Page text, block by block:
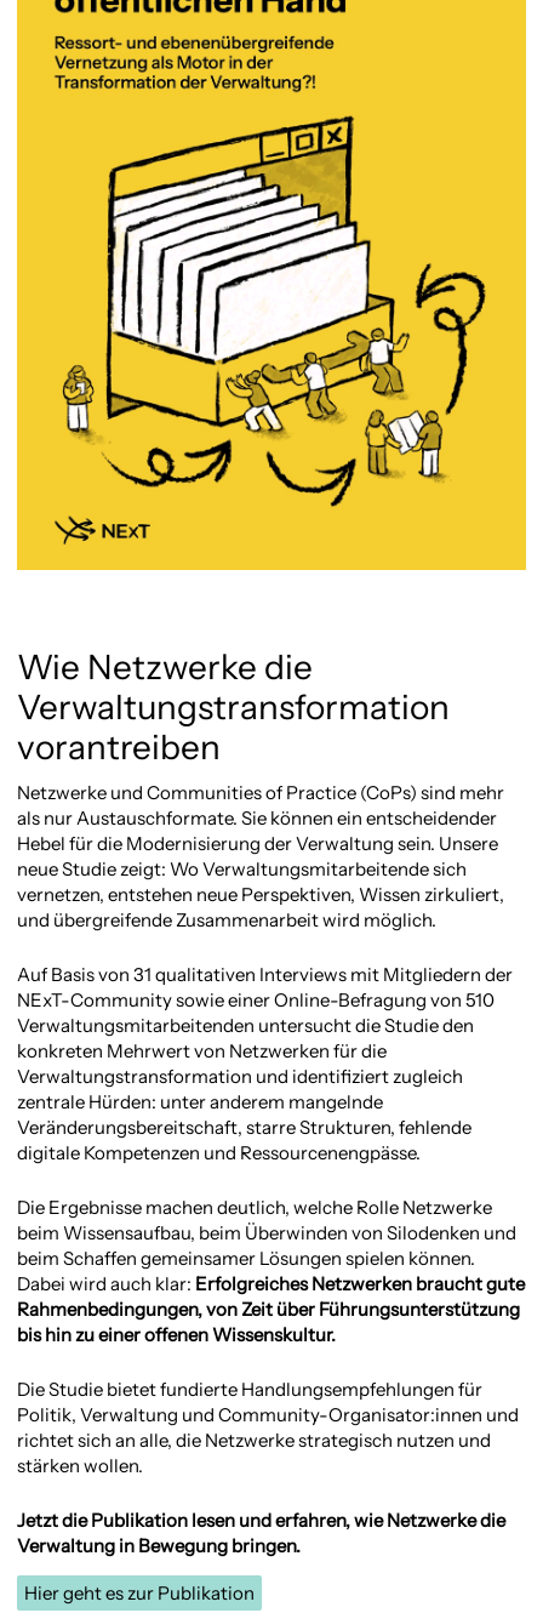
Wie Netzwerke die
Verwaltungstransformation
vorantreiben
Netzwerke und Communities of Practice (CoPs) sind mehr
als nur Austauschformate. Sie können ein entscheidender
Hebel für die Modernisierung der Verwaltung sein. Unsere
neue Studie zeigt: Wo Verwaltungsmitarbeitende sich
vernetzen, entstehen neue Perspektiven, Wissen zirkuliert,
und übergreifende Zusammenarbeit wird möglich.
Auf Basis von 31 qualitativen Interviews mit Mitgliedern der
NExT-Community sowie einer Online-Befragung von 510
Verwaltungsmitarbeitenden untersucht die Studie den
konkreten Mehrwert von Netzwerken für die
Verwaltungstransformation und identifiziert zugleich
zentrale Hürden: unter anderem mangelnde
Veränderungsbereitschaft, starre Strukturen, fehlende
digitale Kompetenzen und Ressourcenengpässe.
Die Ergebnisse machen deutlich, welche Rolle Netzwerke
beim Wissensaufbau, beim Überwinden von Silodenken und
beim Schaffen gemeinsamer Lösungen spielen können.
Dabei wird auch klar: Erfolgreiches Netzwerken braucht gute
Rahmenbedingungen, von Zeit über Führungsunterstützung
bis hin zu einer offenen Wissenskultur.
Die Studie bietet fundierte Handlungsempfehlungen für
Politik, Verwaltung und Community-Organisator:innen und
richtet sich an alle, die Netzwerke strategisch nutzen und
stärken wollen.
Jetzt die Publikation lesen und erfahren, wie Netzwerke die
Verwaltung in Bewegung bringen.
Hier geht es zur Publikation